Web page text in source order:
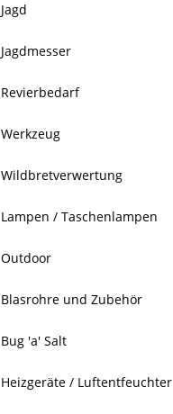
Jagd
Jagdmesser
Revierbedarf
Werkzeug
Wildbretverwertung
Lampen / Taschenlampen
Outdoor
Blasrohre und Zubehör
Bug 'a' Salt
Heizgeräte / Luftentfeuchter